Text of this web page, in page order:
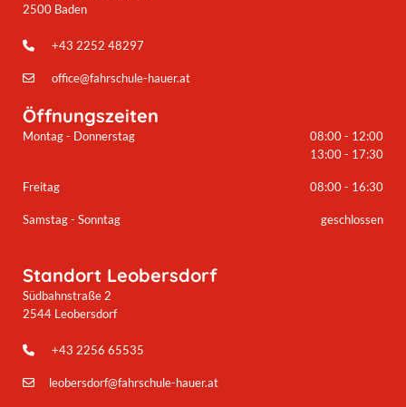
2500 Baden
 +43 2252 48297
 office@fahrschule-hauer.at
Öffnungszeiten
Montag - Donnerstag
08:00 - 12:00
13:00 - 17:30
Freitag 08:00 - 16:30
Samstag - Sonntag geschlossen
Standort Leobersdorf
Südbahnstraße 2
2544 Leobersdorf
 +43 2256 65535
 leobersdorf@fahrschule-hauer.at